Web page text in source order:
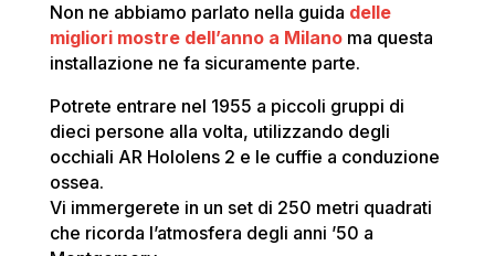
Non ne abbiamo parlato nella guida delle
migliori mostre dell’anno a Milanoma questa
installazione ne fa sicuramente parte.
Potrete entrare nel 1955 a piccoli gruppi di
dieci persone alla volta, utilizzando degli
occhiali AR Hololens 2 e le cuffie a conduzione
ossea.
Vi immergerete in un set di 250 metri quadrati
che ricorda l’atmosfera degli anni ’50 a